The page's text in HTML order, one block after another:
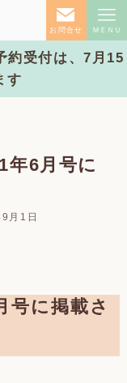
お問合せ ＭＥＮＵ
約受付は、7月15
す
年6月号に
月1日
号に掲載さ